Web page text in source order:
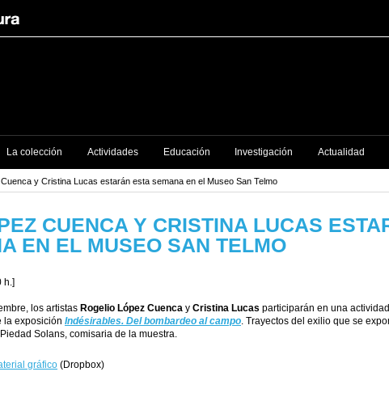
y Cristina Lucas estarán esta semana en el Museo San Telmo
CUENCA Y CRISTINA LUCAS
EN EL MUSEO SAN TELMO
h.]
los artistas Rogelio López Cuenca y Cristina Lucas participarán en una
la exposición Indésirables. Del bombardeo al campo. Trayectos del exilio que se
Solans, comisaria de la muestra.
gráfico (Dropbox)
La colección Actividades Educación Investigación Actualidad